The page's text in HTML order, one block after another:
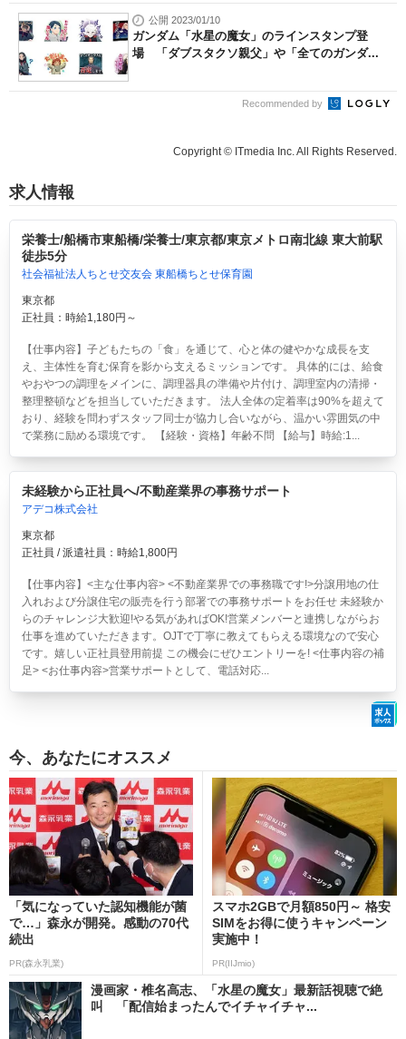
公開 2023/01/10
ガンダム「水星の魔女」のラインスタンプ登
場 「ダブスタクソ親父」や「全てのガンダ...
Recommended by
Copyright © ITmedia Inc. All Rights Reserved.
求人情報
栄養士/船橋市東船橋/栄養士/東京都/東京メトロ南北線 東大前駅
徒歩5分
社会福祉法人ちとせ交友会 東船橋ちとせ保育園
東京都
正社員：時給1,180円～
【仕事内容】子どもたちの「食」を通じて、心と体の健やかな成長を支
え、主体性を育む保育を影から支えるミッションです。 具体的には、給食
やおやつの調理をメインに、調理器具の準備や片付け、調理室内の清掃・
整理整頓などを担当していただきます。 法人全体の定着率は90%を超えて
おり、経験を問わずスタッフ同士が協力し合いながら、温かい雰囲気の中
で業務に励める環境です。 【経験・資格】年齢不問 【給与】時給:1...
未経験から正社員へ/不動産業界の事務サポート
アデコ株式会社
東京都
正社員 / 派遣社員：時給1,800円
【仕事内容】<主な仕事内容> <不動産業界での事務職です!>分譲用地の仕
入れおよび分譲住宅の販売を行う部署での事務サポートをお任せ 未経験か
らのチャレンジ大歓迎!やる気があればOK!営業メンバーと連携しながらお
仕事を進めていただきます。OJTで丁寧に教えてもらえる環境なので安心
です。嬉しい正社員登用前提 この機会にぜひエントリーを! <仕事内容の補
足> <お仕事内容>営業サポートとして、電話対応...
今、あなたにオススメ
「気になっていた認知機能が菌
で…」森永が開発。感動の70代
続出
PR(森永乳業)
スマホ2GBで月額850円～ 格安
SIMをお得に使うキャンペーン
実施中！
PR(IIJmio)
漫画家・椎名高志、「水星の魔女」最新話視聴で絶
叫 「配信始まったんでイチャイチャ...